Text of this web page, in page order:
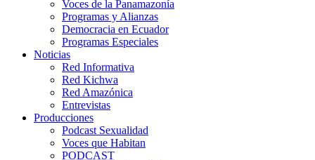
Voces de la Panamazonía
Programas y Alianzas
Democracia en Ecuador
Programas Especiales
Noticias
Red Informativa
Red Kichwa
Red Amazónica
Entrevistas
Producciones
Podcast Sexualidad
Voces que Habitan
PODCAST